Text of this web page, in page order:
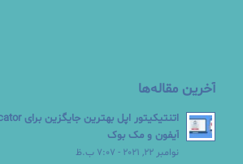
آخرین مقاله‌ها
آیفون و مک بوک
نوامبر 22, 2021 - 7:07 ب.ظ